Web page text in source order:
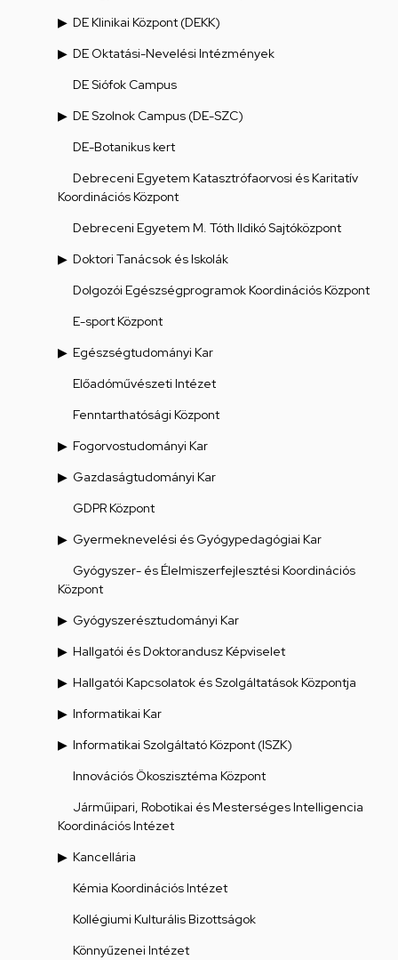
DE Klinikai Központ (DEKK)
DE Oktatási-Nevelési Intézmények
DE Siófok Campus
DE Szolnok Campus (DE-SZC)
DE-Botanikus kert
Debreceni Egyetem Katasztrófaorvosi és Karitatív
Koordinációs Központ
Debreceni Egyetem M. Tóth Ildikó Sajtóközpont
Doktori Tanácsok és Iskolák
Dolgozói Egészségprogramok Koordinációs Központ
E-sport Központ
Egészségtudományi Kar
Előadóművészeti Intézet
Fenntarthatósági Központ
Fogorvostudományi Kar
Gazdaságtudományi Kar
GDPR Központ
Gyermeknevelési és Gyógypedagógiai Kar
Gyógyszer- és Élelmiszerfejlesztési Koordinációs
Központ
Gyógyszerésztudományi Kar
Hallgatói és Doktorandusz Képviselet
Hallgatói Kapcsolatok és Szolgáltatások Központja
Informatikai Kar
Informatikai Szolgáltató Központ (ISZK)
Innovációs Ökoszisztéma Központ
Járműipari, Robotikai és Mesterséges Intelligencia
Koordinációs Intézet
Kancellária
Kémia Koordinációs Intézet
Kollégiumi Kulturális Bizottságok
Könnyűzenei Intézet